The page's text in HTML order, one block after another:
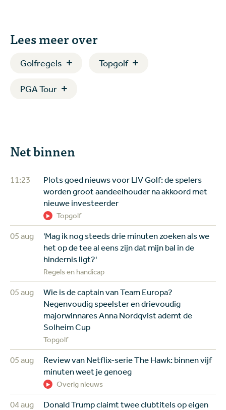
Lees meer over
Golfregels Topgolf
PGA Tour
Net binnen
11:23
Plots goed nieuws voor LIV Golf: de spelers
worden groot aandeelhouder na akkoord met
nieuwe investeerder
Topgolf
05 aug
'Mag ik nog steeds drie minuten zoeken als we
het op de tee al eens zijn dat mijn bal in de
hindernis ligt?'
Regels en handicap
05 aug
Wie is de captain van Team Europa?
Negenvoudig speelster en drievoudig
majorwinnares Anna Nordqvist ademt de
Solheim Cup
Topgolf
05 aug
Review van Netflix-serie The Hawk: binnen vijf
minuten weet je genoeg
Overig nieuws
04 aug Donald Trump claimt twee clubtitels op eigen